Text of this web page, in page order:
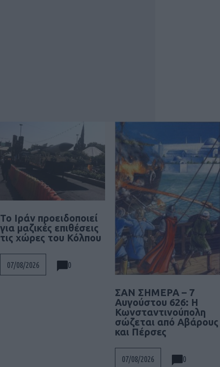
Το Ιράν προειδοποιεί
για μαζικές επιθέσεις
τις χώρες του Κόλπου
07/08/2026 0
ΣΑΝ ΣΗΜΕΡΑ – 7
Αυγούστου 626: Η
Κωνσταντινούπολη
σώζεται από Αβάρους
και Πέρσες
07/08/2026 0